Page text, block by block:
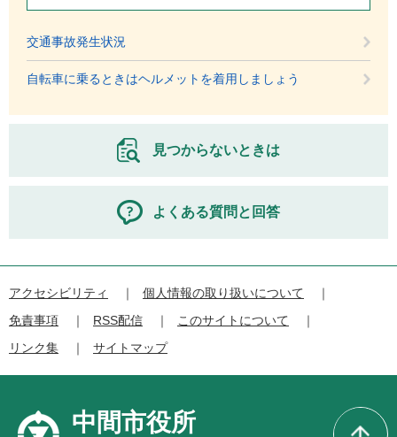
交通事故発生状況
自転車に乗るときはヘルメットを着用しましょう
見つからないときは
よくある質問と回答
アクセシビリティ
個人情報の取り扱いについて
免責事項
RSS配信
このサイトについて
リンク集
サイトマップ
中間市役所